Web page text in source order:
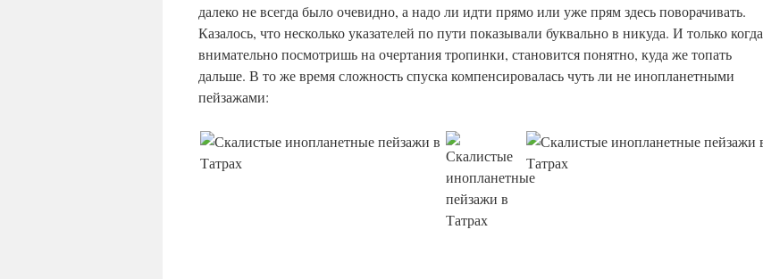
далеко не всегда было очевидно, а надо ли идти прямо или уже прям здесь поворачивать.
Казалось, что несколько указателей по пути показывали буквально в никуда. И только когда
внимательно посмотришь на очертания тропинки, становится понятно, куда же топать
дальше. В то же время сложность спуска компенсировалась чуть ли не инопланетными
пейзажами: